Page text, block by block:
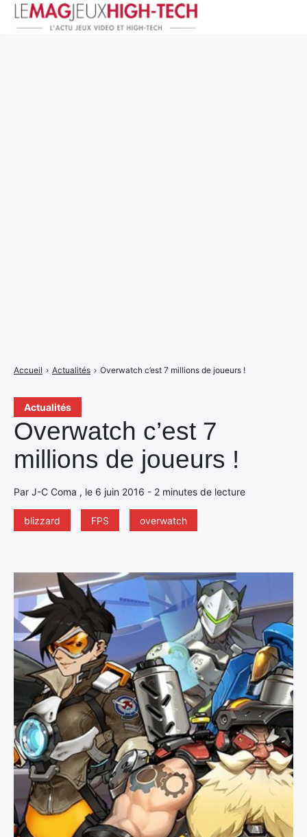
Actualités
Overwatch c’est 7
millions de joueurs !
Par J-C Coma , le 6 juin 2016 - 2 minutes de lecture
blizzard FPS overwatch
Accueil › Actualités › Overwatch c’est 7 millions de joueurs !